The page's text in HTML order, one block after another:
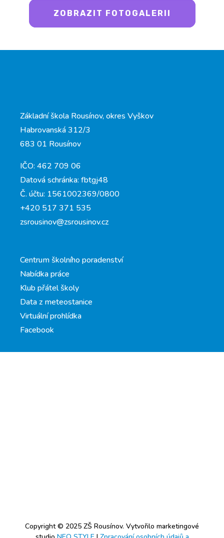
ZOBRAZIT FOTOGALERII
Základní škola Rousínov, okres Vyškov
Habrovanská 312/3
683 01 Rousínov
IČO: 462 709 06
Datová schránka: fbtgj48
Č. účtu: 1561002369/0800
+420 517 371 535
zsrousinov@zsrousinov.cz
Centrum školního poradenství
Nabídka práce
Klub přátel školy
Data z meteostanice
Virtuální prohlídka
Facebook
Copyright © 2025 ZŠ Rousínov. Vytvořilo marketingové